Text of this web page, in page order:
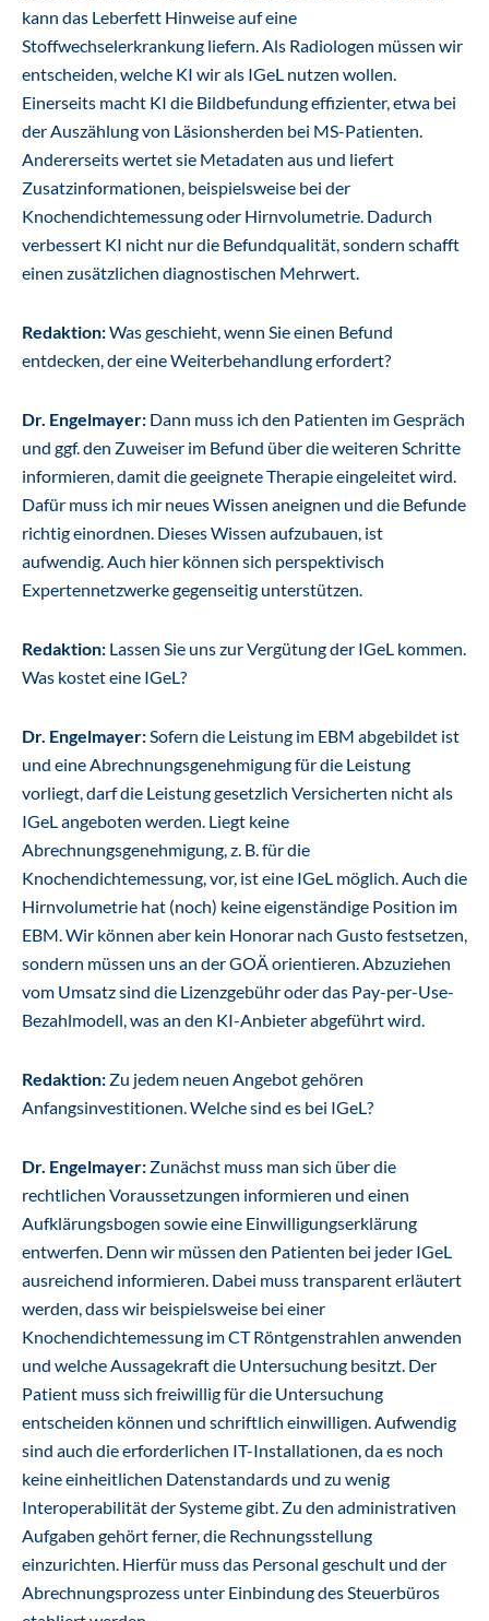
kann das Leberfett Hinweise auf eine
Stoffwechselerkrankung liefern. Als Radiologen müssen wir
entscheiden, welche KI wir als IGeL nutzen wollen.
Einerseits macht KI die Bildbefundung effizienter, etwa bei
der Auszählung von Läsionsherden bei MS-Patienten.
Andererseits wertet sie Metadaten aus und liefert
Zusatzinformationen, beispielsweise bei der
Knochendichtemessung oder Hirnvolumetrie. Dadurch
verbessert KI nicht nur die Befundqualität, sondern schafft
einen zusätzlichen diagnostischen Mehrwert.
Redaktion:Was geschieht, wenn Sie einen Befund
entdecken, der eine Weiterbehandlung erfordert?
Dr. Engelmayer: Dann muss ich den Patienten im Gespräch
und ggf. den Zuweiser im Befund über die weiteren Schritte
informieren, damit die geeignete Therapie eingeleitet wird.
Dafür muss ich mir neues Wissen aneignen und die Befunde
richtig einordnen. Dieses Wissen aufzubauen, ist
aufwendig. Auch hier können sich perspektivisch
Expertennetzwerke gegenseitig unterstützen.
Redaktion: Lassen Sie uns zur Vergütung der IGeL kommen.
Was kostet eine IGeL?
Dr. Engelmayer:Sofern die Leistung im EBM abgebildet ist
und eine Abrechnungsgenehmigung für die Leistung
vorliegt, darf die Leistung gesetzlich Versicherten nicht als
IGeL angeboten werden. Liegt keine
Abrechnungsgenehmigung, z. B. für die
Knochendichtemessung, vor, ist eine IGeL möglich. Auch die
Hirnvolumetrie hat (noch) keine eigenständige Position im
EBM. Wir können aber kein Honorar nach Gusto festsetzen,
sondern müssen uns an der GOÄ orientieren. Abzuziehen
vom Umsatz sind die Lizenzgebühr oder das Pay-per-Use-
Bezahlmodell, was an den KI-Anbieter abgeführt wird.
Redaktion: Zu jedem neuen Angebot gehören
Anfangsinvestitionen. Welche sind es bei IGeL?
Dr. Engelmayer: Zunächst muss man sich über die
rechtlichen Voraussetzungen informieren und einen
Aufklärungsbogen sowie eine Einwilligungserklärung
entwerfen. Denn wir müssen den Patienten bei jeder IGeL
ausreichend informieren. Dabei muss transparent erläutert
werden, dass wir beispielsweise bei einer
Knochendichtemessung im CT Röntgenstrahlen anwenden
und welche Aussagekraft die Untersuchung besitzt. Der
Patient muss sich freiwillig für die Untersuchung
entscheiden können und schriftlich einwilligen. Aufwendig
sind auch die erforderlichen IT-Installationen, da es noch
keine einheitlichen Datenstandards und zu wenig
Interoperabilität der Systeme gibt. Zu den administrativen
Aufgaben gehört ferner, die Rechnungsstellung
einzurichten. Hierfür muss das Personal geschult und der
Abrechnungsprozess unter Einbindung des Steuerbüros